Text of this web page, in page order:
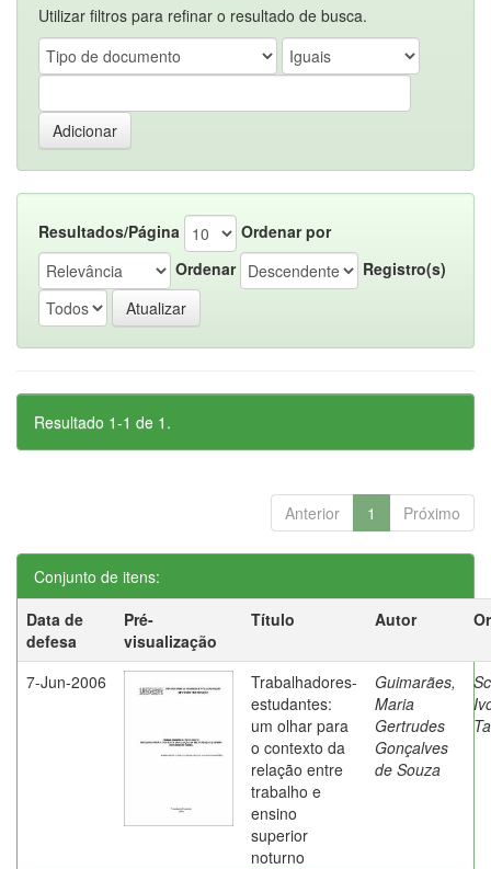
Utilizar filtros para refinar o resultado de busca.
Resultados/Página
Ordenar por
Ordenar
Registro(s)
Resultado 1-1 de 1.
Anterior 1 Próximo
Conjunto de itens:
Data de
defesa
Pré-
visualização
Título Autor
7-Jun-2006
Trabalhadores-
estudantes:
um olhar para
o contexto da
relação entre
trabalho e
ensino
superior
noturno
Guimarães,
Maria
Gertrudes
Gonçalves
de Souza